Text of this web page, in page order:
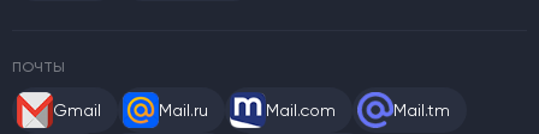
ПОЧТЫ
Gmail Mail.ru Mail.com Mail.tm